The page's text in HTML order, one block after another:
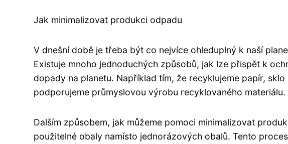
Jak minimalizovat produkci odpadu
V dnešní době je třeba být co nejvíce ohleduplný k naší
Existuje mnoho jednoduchých způsobů, jak lze přispět k
dopady na planetu. Například tím, že recyklujeme papír,
podporujeme průmyslovou výrobu recyklovaného materiálu.
Dalším způsobem, jak můžeme pomoci minimalizovat
použitelné obaly namísto jednorázových obalů. Tento